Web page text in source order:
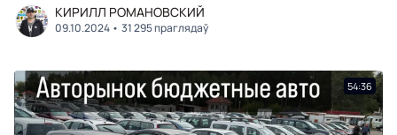
КИРИЛЛ РОМАНОВСКИЙ
09.10.2024 31 295 праглядаў
54:36